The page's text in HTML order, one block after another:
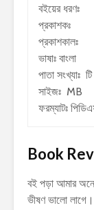
বইয়ের ধরণঃ
প্রকাশকঃ
প্রকাশকালঃ
ভাষাঃ বাংলা
পাতা সংখ্যাঃ টি
সাইজঃ MB
ফরম্যাটঃ
Book
বই পড়া আমার
ভীষণ ভালো লাগে।